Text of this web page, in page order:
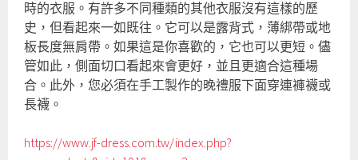
時的衣服。有許多不同種類的其他衣服沒有這樣的歷
史，但看起來一如既往。它可以是露背式，薄綁帶或地
板長度無肩帶。如果這是你喜歡的，它也可以更短。儘
管如此，側面切口看起來會更好，並且更適合這種場
合。此外，您必須在手工製作的晚禮服下面穿連褲襪或
長襪。
https://www.jf-dress.com.tw/index.php?